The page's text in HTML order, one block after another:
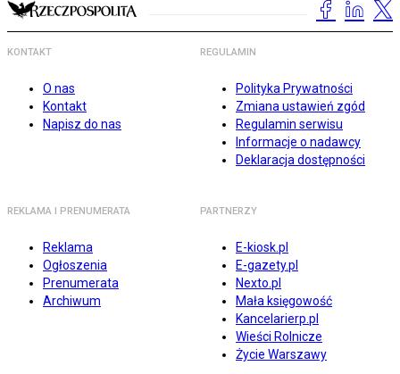
KONTAKT
O nas
Kontakt
Napisz do nas
REGULAMIN
Polityka Prywatności
Zmiana ustawień zgód
Regulamin serwisu
Informacje o nadawcy
Deklaracja dostępności
REKLAMA I PRENUMERATA
Reklama
Ogłoszenia
Prenumerata
Archiwum
PARTNERZY
E-kiosk.pl
E-gazety.pl
Nexto.pl
Mała księgowość
Kancelarierp.pl
Wieści Rolnicze
Życie Warszawy